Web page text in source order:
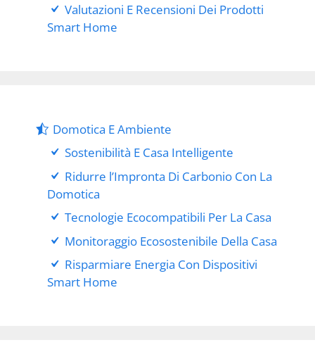
Valutazioni E Recensioni Dei Prodotti
Smart Home
Domotica E Ambiente
Sostenibilità E Casa Intelligente
Ridurre l’Impronta Di Carbonio Con La
Domotica
Tecnologie Ecocompatibili Per La Casa
Monitoraggio Ecosostenibile Della Casa
Risparmiare Energia Con Dispositivi
Smart Home